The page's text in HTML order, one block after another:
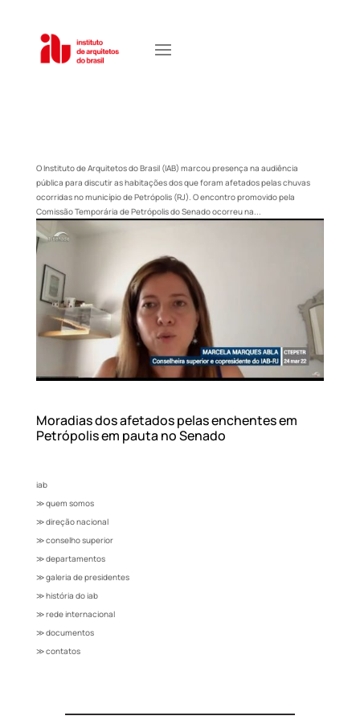
Moradias dos afetados pelas enchentes em
Petrópolis em pauta no Senado
O Instituto de Arquitetos do Brasil (IAB) marcou presença na audiência
pública para discutir as habitações dos que foram afetados pelas chuvas
ocorridas no município de Petrópolis (RJ). O encontro promovido pela
Comissão Temporária de Petrópolis do Senado ocorreu na...
iab
≫ quem somos
≫ direção nacional
≫ conselho superior
≫ departamentos
≫ galeria de presidentes
≫ história do iab
≫ rede internacional
≫ documentos
≫ contatos